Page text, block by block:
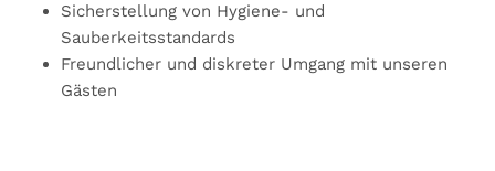
Sicherstellung von Hygiene- und
Sauberkeitsstandards
Freundlicher und diskreter Umgang mit unseren
Gästen